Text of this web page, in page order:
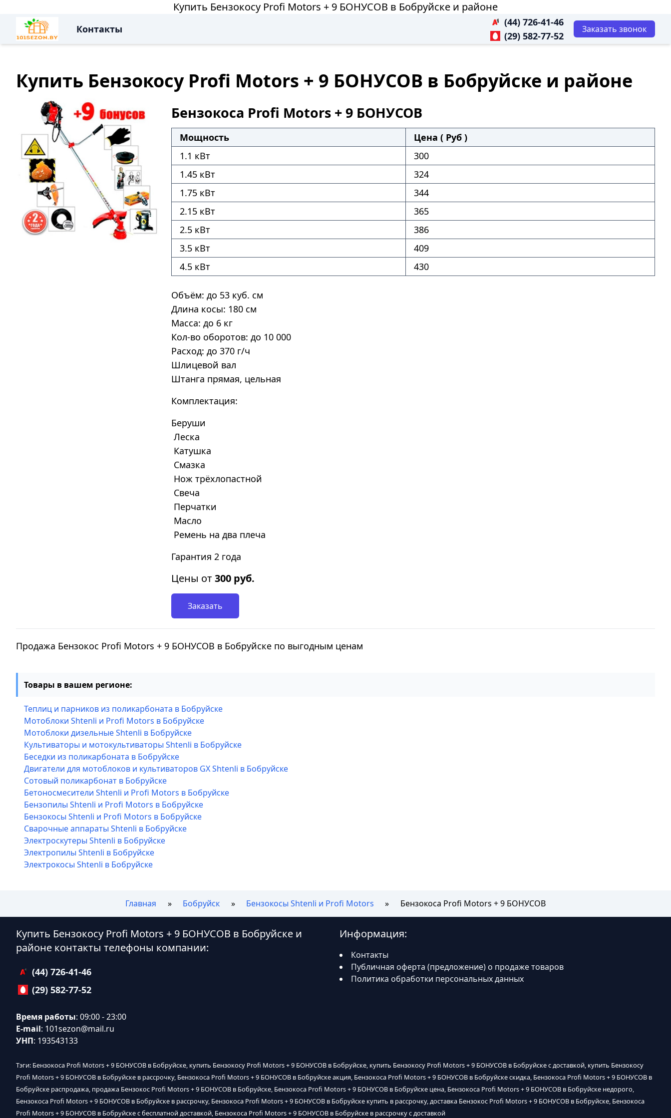
Купить Бензокосу Profi Motors + 9 БОНУСОВ в Бобруйске и районе
Контакты
(44) 726-41-46
(29) 582-77-52
Заказать звонок
Купить Бензокосу Profi Motors + 9 БОНУСОВ в Бобруйске и районе
Бензокоса Profi Motors + 9 БОНУСОВ
Мощность
Цена ( Руб )
1.1 кВт
300
1.45 кВт
324
1.75 кВт
344
2.15 кВт
365
2.5 кВт
386
3.5 кВт
409
4.5 кВт
430
Объём: до 53 куб. см
Длина косы: 180 см
Масса: до 6 кг
Кол-во оборотов: до 10 000
Расход: до 370 г/ч
Шлицевой вал
Штанга прямая, цельная
Комплектация:
Беруши
Леска
Катушка
Смазка
Нож трёхлопастной
Свеча
Перчатки
Масло
Ремень на два плеча
Гарантия 2 года
Цены от300 руб.
Заказать
Продажа Бензокос Profi Motors + 9 БОНУСОВ в Бобруйске по выгодным ценам
Товары в вашем регионе:
Теплиц и парников из поликарбоната в Бобруйске
Мотоблоки Shtenli и Profi Motors в Бобруйске
Мотоблоки дизельные Shtenli в Бобруйске
Культиваторы и мотокультиваторы Shtenli в Бобруйске
Беседки из поликарбоната в Бобруйске
Двигатели для мотоблоков и культиваторов GX Shtenli в Бобруйске
Сотовый поликарбонат в Бобруйске
Бетоносмесители Shtenli и Profi Motors в Бобруйске
Бензопилы Shtenli и Profi Motors в Бобруйске
Бензокосы Shtenli и Profi Motors в Бобруйске
Сварочные аппараты Shtenli в Бобруйске
Электроскутеры Shtenli в Бобруйске
Электропилы Shtenli в Бобруйске
Электрокосы Shtenli в Бобруйске
Главная Бобруйск Бензокосы Shtenli и Profi Motors Бензокоса Profi Motors + 9 БОНУСОВ
Купить Бензокосу Profi Motors + 9 БОНУСОВ в Бобруйске и
районе контакты телефоны компании:
(44) 726-41-46
(29) 582-77-52
Время работы: 09:00 - 23:00
E-mail: 101sezon@mail.ru
УНП: 193543133
Информация:
Контакты
Публичная оферта (предложение) о продаже товаров
Политика обработки персональных данных
Тэги: Бензокоса Profi Motors + 9 БОНУСОВ в Бобруйске, купить Бензокосу Profi Motors + 9 БОНУСОВ в Бобруйске, купить Бензокосу Profi Motors + 9 БОНУСОВ в Бобруйске с доставкой, купить Бензокосу
Profi Motors + 9 БОНУСОВ в Бобруйске в рассрочку, Бензокоса Profi Motors + 9 БОНУСОВ в Бобруйске акция, Бензокоса Profi Motors + 9 БОНУСОВ в Бобруйске скидка, Бензокоса Profi Motors + 9 БОНУСОВ в
Бобруйске распродажа, продажа Бензокос Profi Motors + 9 БОНУСОВ в Бобруйске, Бензокоса Profi Motors + 9 БОНУСОВ в Бобруйске цена, Бензокоса Profi Motors + 9 БОНУСОВ в Бобруйске недорого,
Бензокоса Profi Motors + 9 БОНУСОВ в Бобруйске в рассрочку, Бензокоса Profi Motors + 9 БОНУСОВ в Бобруйске купить в рассрочку, доставка Бензокос Profi Motors + 9 БОНУСОВ в Бобруйске, Бензокоса
Profi Motors + 9 БОНУСОВ в Бобруйске с бесплатной доставкой, Бензокоса Profi Motors + 9 БОНУСОВ в Бобруйске в рассрочку с доставкой